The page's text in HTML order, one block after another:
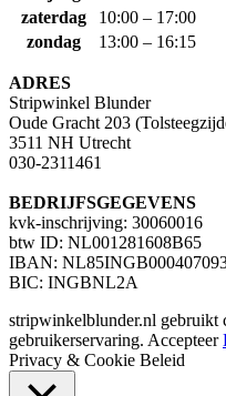
zaterdag
10:00 – 17:00
zondag
13:00 – 16:15
ADRES
Stripwinkel Blunder
Oude Gracht 203
3511 NH Utrecht
030-2311461
BEDRIJFSGEGEVENS
kvk-inschrijving: 30060016
btw ID: NL001281608B65
IBAN:
BIC: INGBNL2A
stripwinkelblunder.nl gebruikt
gebruikerservaring. Accepteer
Privacy & Cookie Beleid